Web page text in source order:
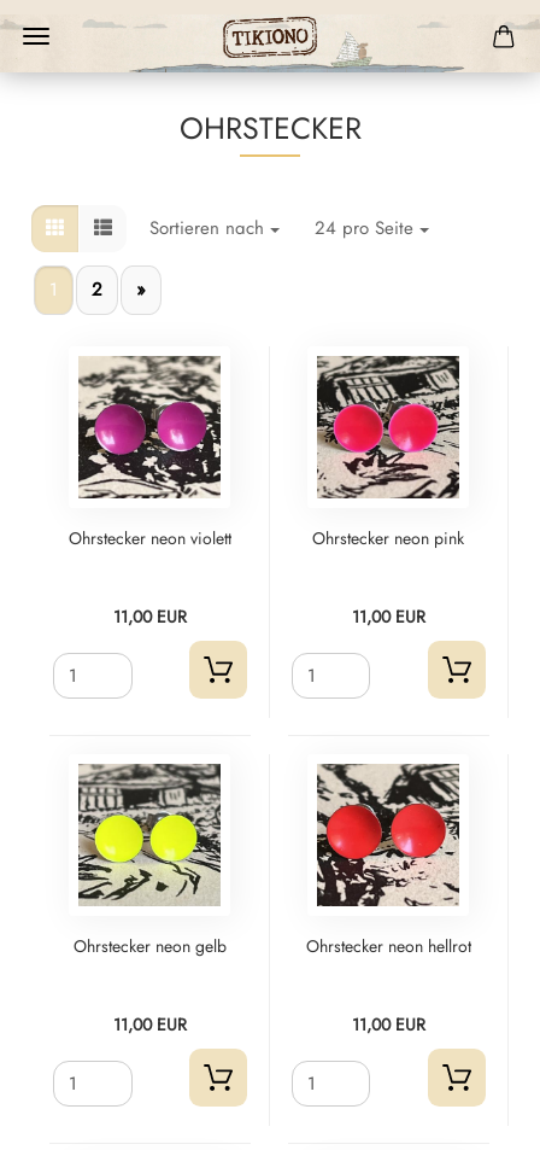
OHRSTECKER
Sortieren nach 24 pro Seite
1 2 »
Ohrstecker neon violett
11,00 EUR
Ohrstecker neon pink
11,00 EUR
Ohrstecker neon gelb
11,00 EUR
Ohrstecker neon hellrot
11,00 EUR